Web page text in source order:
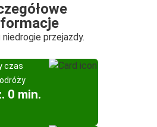
przejazdy.
czas
0 min.